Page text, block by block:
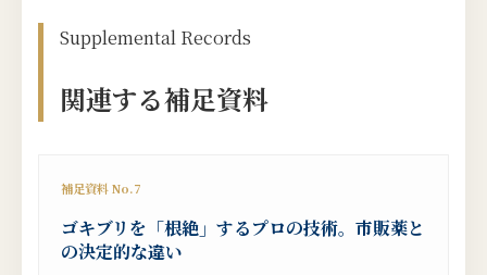
Supplemental Records
関連する補足資料
補足資料 No.7
ゴキブリを「根絶」するプロの技術。市販薬と
の決定的な違い